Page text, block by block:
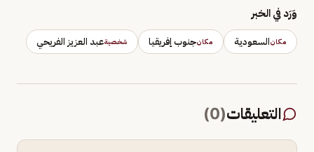
وَرَد في الخبر
مكانالسعودية مكانجنوب إفريقيا شخصيةعبد العزيز الفريحي
التعليقات(
0
)